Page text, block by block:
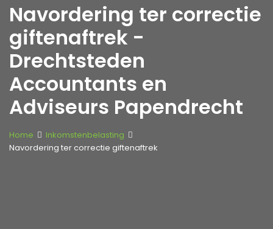
Navordering ter correctie
giftenaftrek -
Drechtsteden
Accountants en
Adviseurs Papendrecht
Home
Inkomstenbelasting
Navordering ter correctie giftenaftrek